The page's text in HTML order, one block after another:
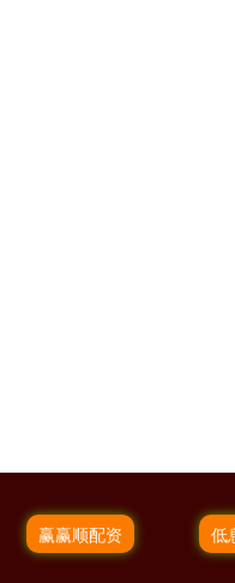
赢赢顺配资 低